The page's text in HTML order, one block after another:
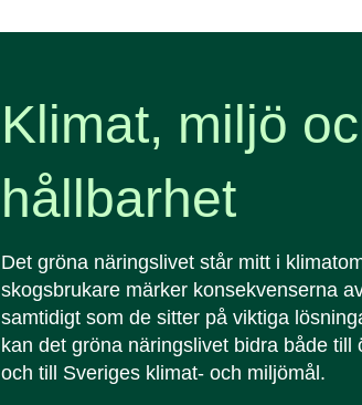
Klimat, miljö
hållbarhet
Det gröna näringslivet står mitt i
skogsbrukare märker konsekvenserna
samtidigt som de sitter på viktiga
kan det gröna näringslivet bidra både till
och till Sveriges klimat- och miljömål.